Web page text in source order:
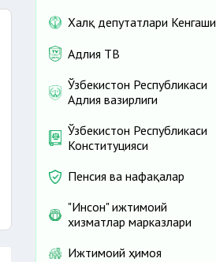
Халқ депутатлари Кенгаши
Адлия ТВ
Ўзбекистон Республикаси
Адлия вазирлиги
Ўзбекистон Республикаси
Конституцияси
Пенсия ва нафақалар
"Инсон" ижтимоий
хизматлар марказлари
Ижтимоий ҳимоя